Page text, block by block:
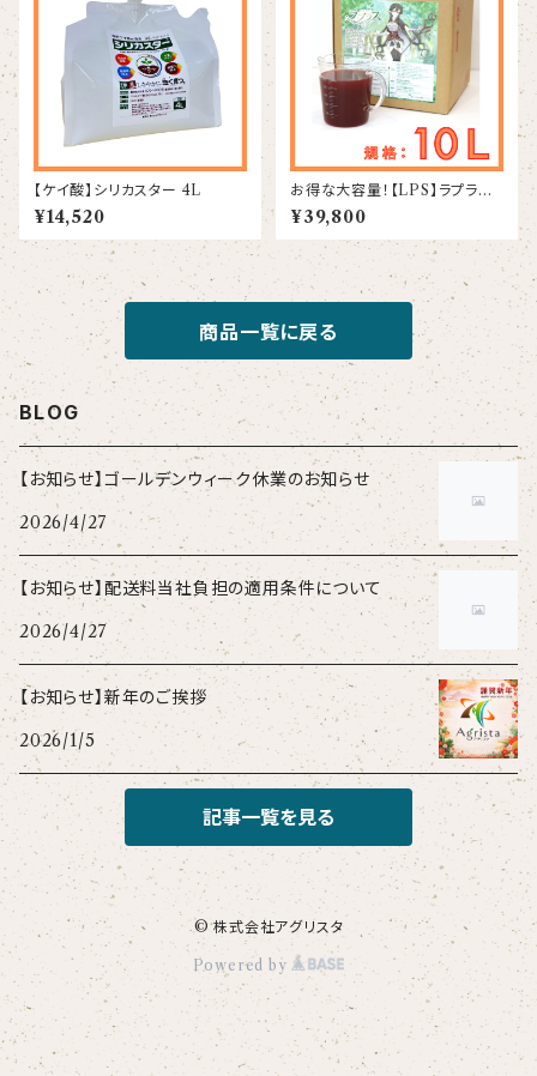
【ケイ酸】シリカスター 4L
¥14,520
お得な大容量！【LPS】ラプラス
10L
¥39,800
商品一覧に戻る
BLOG
【お知らせ】ゴールデンウィーク休業のお知らせ
2026/4/27
【お知らせ】配送料当社負担の適用条件について
2026/4/27
【お知らせ】新年のご挨拶
2026/1/5
記事一覧を見る
© 株式会社アグリスタ
Powered by